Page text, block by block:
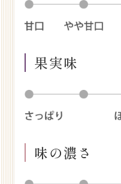
果実味
味の濃さ